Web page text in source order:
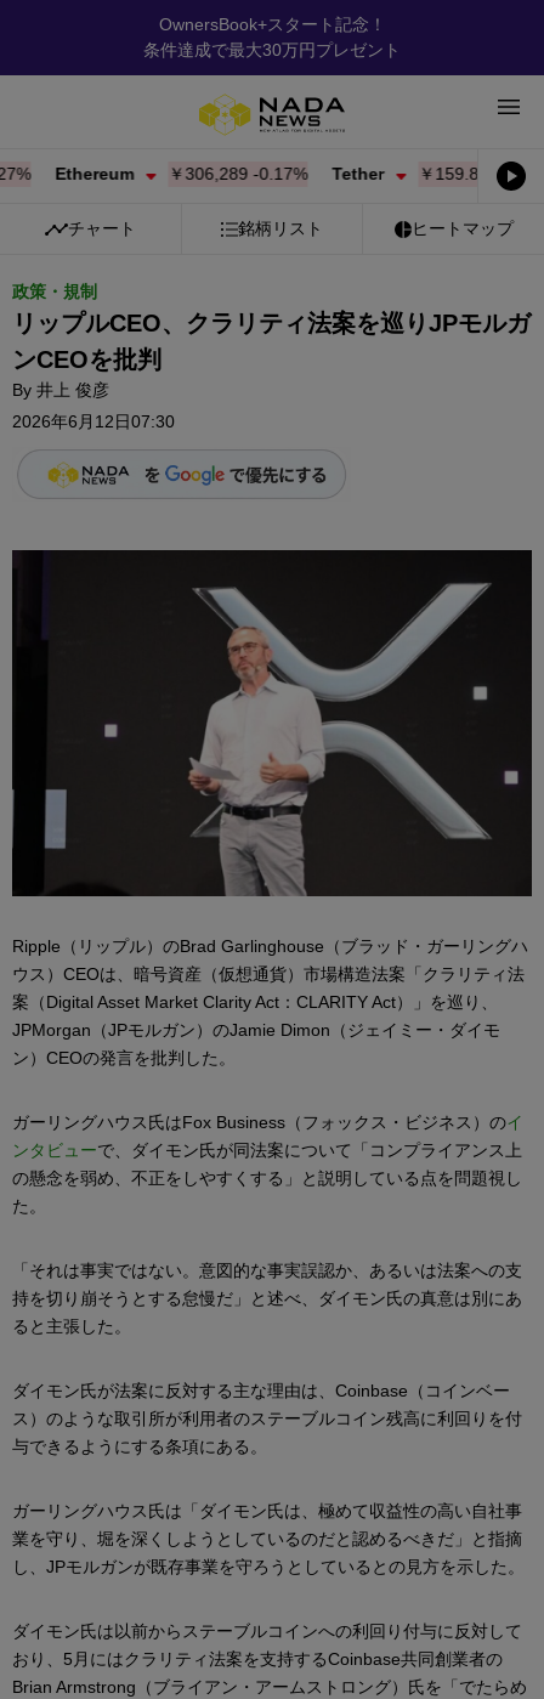
OwnersBook+スタート記念！
条件達成で最大30万円プレゼント
Ethereum ￥306,289-0.17% Tether ￥159.87 -0.01%
チャート 銘柄リスト ヒートマップ
政策・規制
リップルCEO、クラリティ法案を巡りJPモルガ
ンCEOを批判
By 井上 俊彦
2026年6月12日07:30
Ripple（リップル）のBrad Garlinghouse（ブラッド・ガーリングハ
ウス）CEOは、暗号資産（仮想通貨）市場構造法案「クラリティ法
案（Digital Asset Market Clarity Act：CLARITY Act）」を巡り、
JPMorgan（JPモルガン）のJamie Dimon（ジェイミー・ダイモ
ン）CEOの発言を批判した。
ガーリングハウス氏はFox Business（フォックス・ビジネス）のイ
ンタビューで、ダイモン氏が同法案について「コンプライアンス上
の懸念を弱め、不正をしやすくする」と説明している点を問題視し
た。
「それは事実ではない。意図的な事実誤認か、あるいは法案への支
持を切り崩そうとする怠慢だ」と述べ、ダイモン氏の真意は別にあ
ると主張した。
ダイモン氏が法案に反対する主な理由は、Coinbase（コインベー
ス）のような取引所が利用者のステーブルコイン残高に利回りを付
与できるようにする条項にある。
ガーリングハウス氏は「ダイモン氏は、極めて収益性の高い自社事
業を守り、堀を深くしようとしているのだと認めるべきだ」と指摘
し、JPモルガンが既存事業を守ろうとしているとの見方を示した。
ダイモン氏は以前からステーブルコインへの利回り付与に反対して
おり、5月にはクラリティ法案を支持するCoinbase共同創業者の
Brian Armstrong（ブライアン・アームストロング）氏を「でたらめ